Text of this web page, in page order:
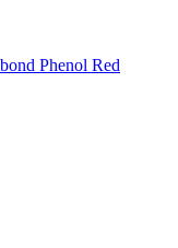
Phenol Red